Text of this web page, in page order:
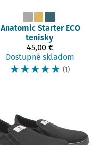
Anatomic Starter ECO
tenisky
45,00 €
Dostupné skladom
☆☆☆☆☆ (1)